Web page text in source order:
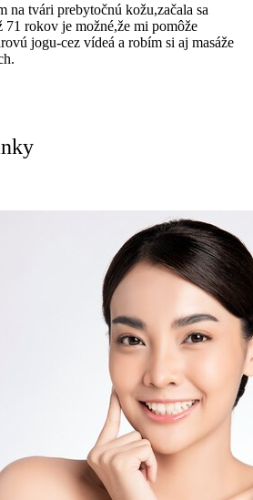
na tvári prebytočnú kožu,začala sa
71 rokov je možné,že mi pomôže
jogu-cez vídeá a robím si aj masáže